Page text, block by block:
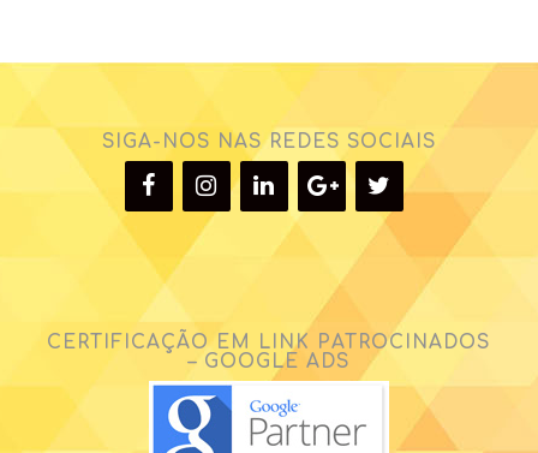
SIGA-NOS NAS REDES SOCIAIS
CERTIFICAÇÃO EM LINK PATROCINADOS
– GOOGLE ADS